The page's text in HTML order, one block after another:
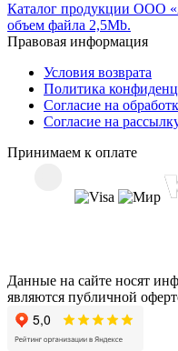
Каталог продукции ООО
объем файла 2,5Mb.
Правовая информация
Условия возврата
Политика
Согласие на
Согласие на
Принимаем к оплате
Данные на сайте носят
являются публичной